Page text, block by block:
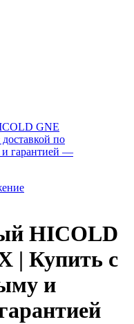
HICOLD
| Купить с
и